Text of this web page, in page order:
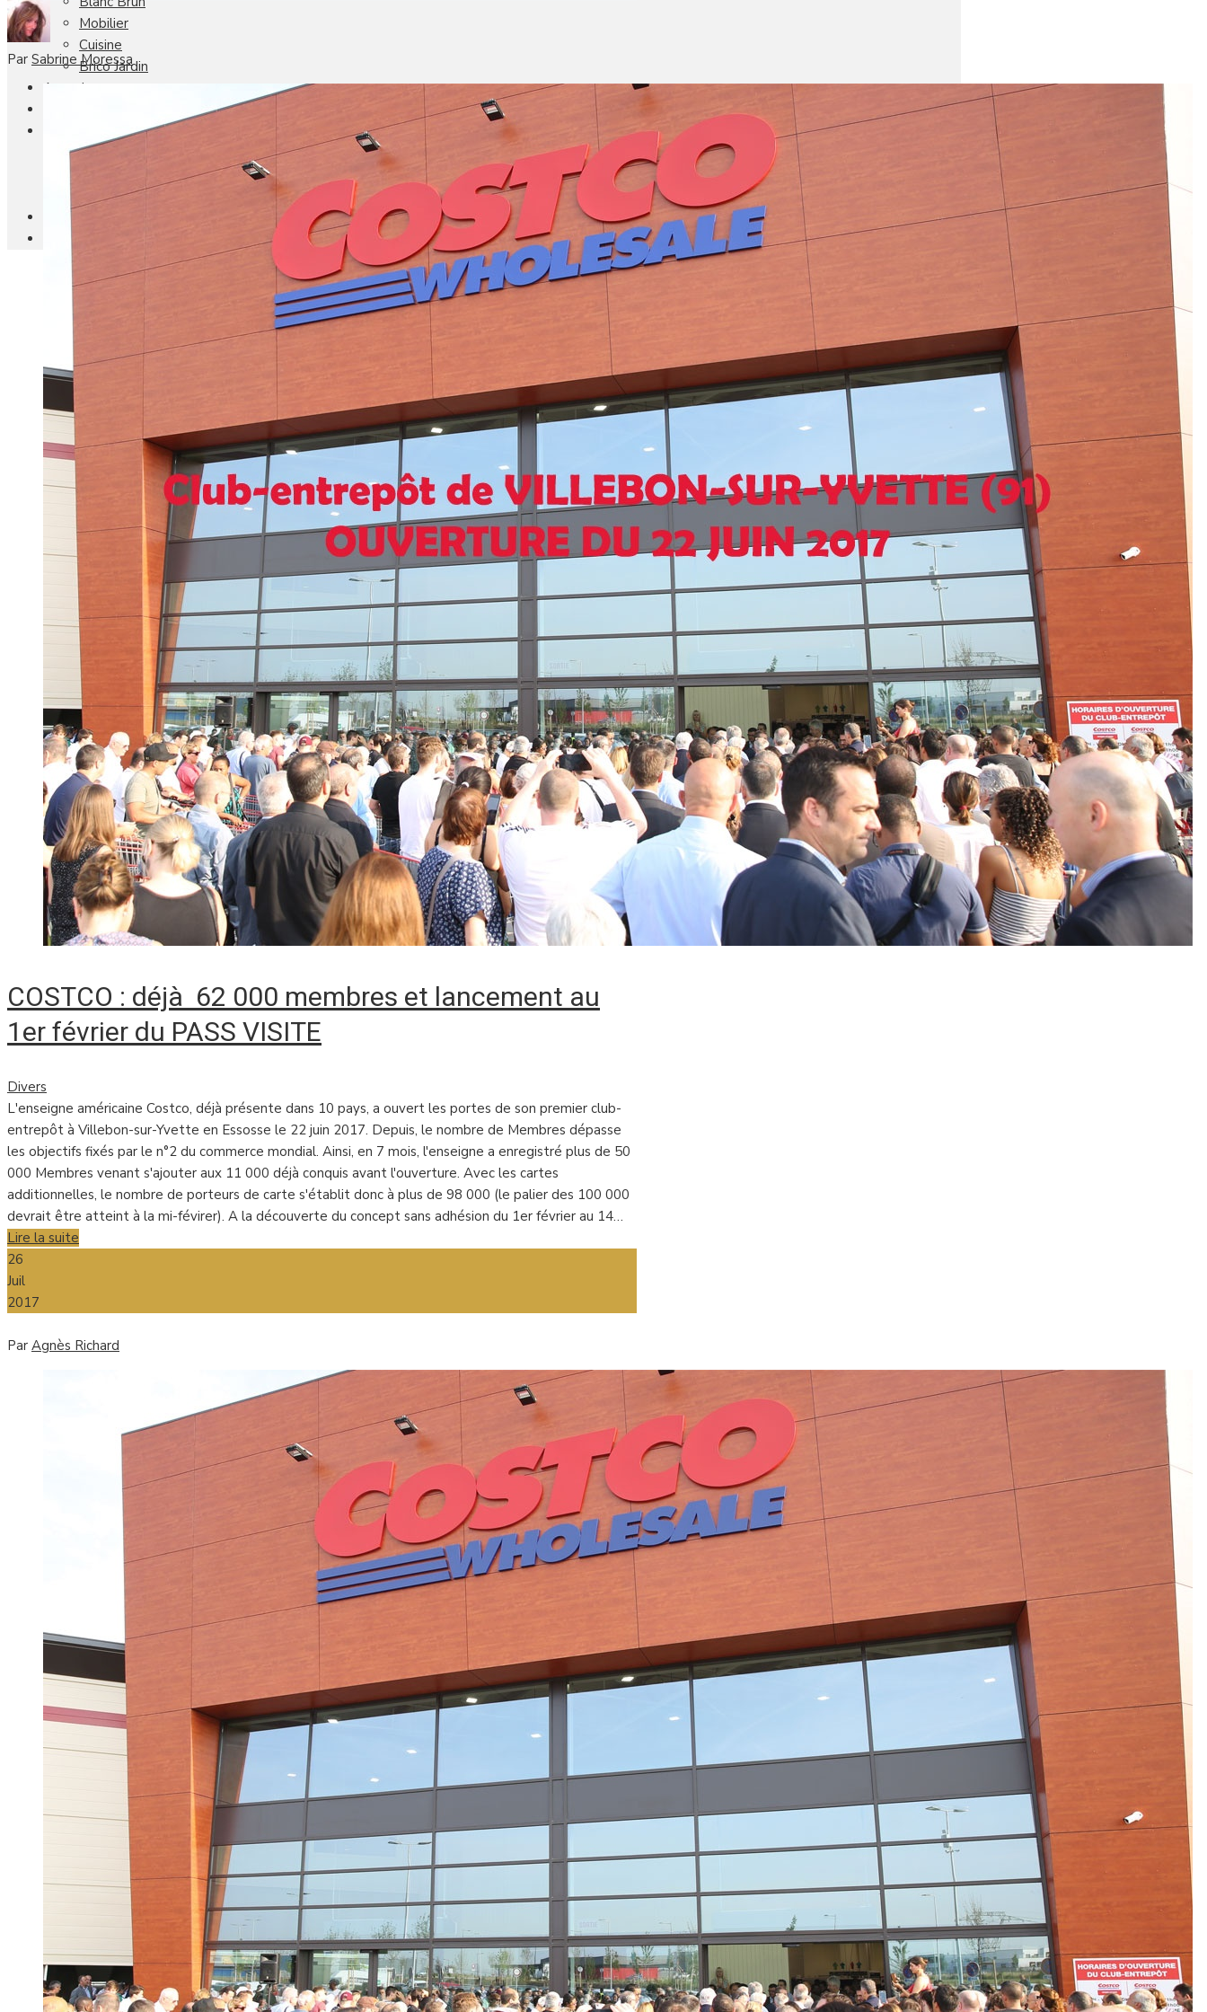
Mobilier
Cuisine
Brico Jardin
Agenda
Nos autres titres
Faire Savoir Faire
Univers Made in France
Qui sommes-nous
Par Sabrine Moressa
COSTCO : déjà 62 000 membres et lancement au
1er février du PASS VISITE
Divers
L'enseigne américaine Costco, déjà présente dans 10 pays, a ouvert les portes de son premier club-
entrepôt à Villebon-sur-Yvette en Essosse le 22 juin 2017. Depuis, le nombre de Membres dépasse
les objectifs fixés par le n°2 du commerce mondial. Ainsi, en 7 mois, l'enseigne a enregistré plus de 50
000 Membres venant s'ajouter aux 11 000 déjà conquis avant l'ouverture. Avec les cartes
additionnelles, le nombre de porteurs de carte s'établit donc à plus de 98 000 (le palier des 100 000
devrait être atteint à la mi-févirer). A la découverte du concept sans adhésion du 1er février au 14…
Lire la suite
26
Juil
2017
Par Agnès Richard